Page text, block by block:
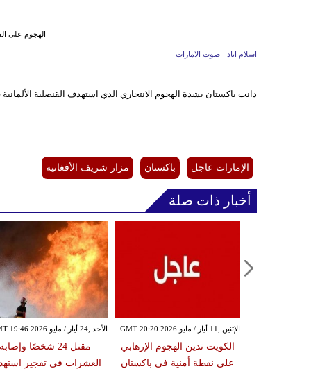
الهجوم على
اسلام اباد - صوت الامارات
دانت باكستان بشدة الهجوم الانتحاري الذي استهدف القنصلية
الإمارات عاجل باكستان مزار شريف الأفغانية
أخبار ذات صلة
الأحد ,24 أيار / مايو GMT 19:46 2026
مقتل 24 شخصًا وإصابة
العشرات في تفجير
الإثنين ,11 أيار / مايو GMT 20:20 2026
الكويت تدين الهجوم الإرهابي
على نقطة أمنية في باكستان